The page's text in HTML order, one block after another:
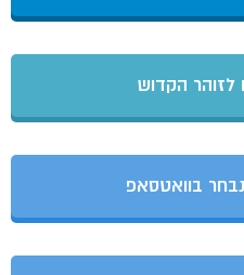
לזוהר הקדוש
בוואטסאפ